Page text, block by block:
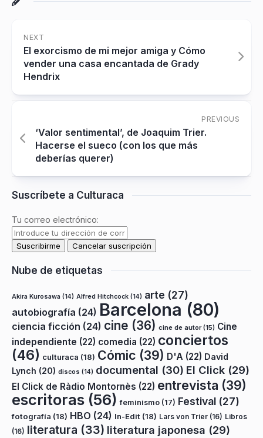
NEXT
El exorcismo de mi mejor amiga y Cómo
vender una casa encantada de Grady
Hendrix
PREVIOUS
‘Valor sentimental’, de Joaquim Trier.
Hacerse el sueco (con los que más
deberías querer)
Suscríbete a Culturaca
Tu correo electrónico:
Nube de etiquetas
Akira Kurosawa (14) Alfred Hitchcock (14) arte (27)
autobiografía (24) Barcelona (80)
ciencia ficción (24) cine (36) cine de autor(15) Cine
independiente (22) comedia (22) conciertos
(46) culturaca (18) Cómic (39) D'A (22) David
Lynch (20) discos (14) documental (30) El Click (29)
El Click de Ràdio Montornès (22) entrevista (39)
escritoras (56) feminismo (17) Festival (27)
fotografía (18) HBO (24) In-Edit (18) Lars von Trier (16) Libros
(16) literatura (33) literatura japonesa (29)